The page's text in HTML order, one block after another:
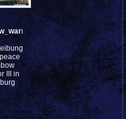
III in